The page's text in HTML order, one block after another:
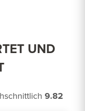
UND
9.82